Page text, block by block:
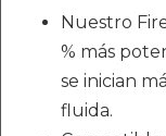
Nuestro
% más
se inician
fluida.